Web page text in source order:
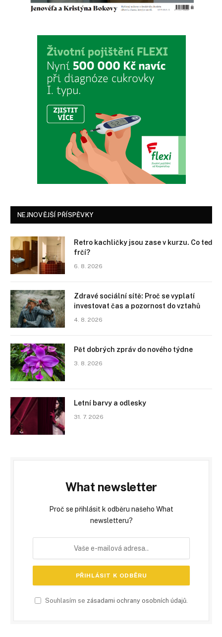
NEJNOVĚJŠÍ PŘÍSPĚVKY
Retro kachličky jsou zase v kurzu. Co teď
frčí?
6. 8. 2026
Zdravé sociální sítě: Proč se vyplatí
investovat čas a pozornost do vztahů
4. 8. 2026
Pět dobrých zpráv do nového týdne
3. 8. 2026
Letní barvy a odlesky
31. 7. 2026
What newsletter
Proč se přihlásit k odběru našeho What
newsletteru?
Souhlasím se zásadami ochrany osobních údajů